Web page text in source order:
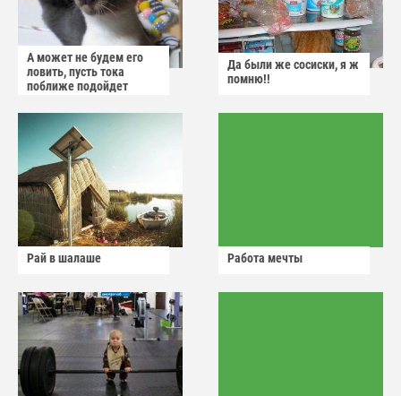
А может не будем его
ловить, пусть тока
поближе подойдет
Да были же сосиски, я ж
помню!!
Рай в шалаше Работа мечты